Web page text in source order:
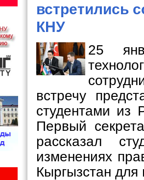
встретились
КНУ
25
встречу
студентами
Первый
рассказал
изменениях
Кыргызстан